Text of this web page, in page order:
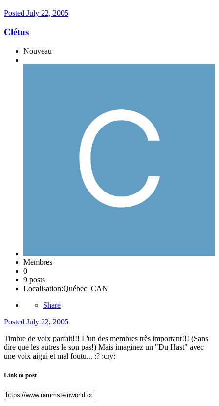
Posted July 22, 2005
Clétus
Nouveau
Membres
0
9 posts
Localisation:Québec, CAN
Share
Posted July 22, 2005
Timbre de voix parfait!!! L'un des membres très important!!! (Sans
dire que les autres le son pas!) Mais imaginez un "Du Hast" avec
une voix aigui et mal foutu... :? :cry:
Link to post